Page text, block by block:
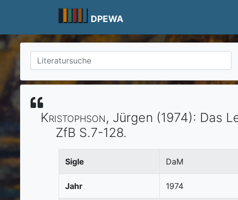
DPEWA
Kristophson, Jürgen (1974): Das
ZfB S.7-128.
Sigle DaM
Jahr 1974